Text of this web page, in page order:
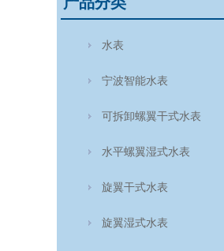
水表
宁波智能水表
可拆卸螺翼干式水表
水平螺翼湿式水表
旋翼干式水表
旋翼湿式水表